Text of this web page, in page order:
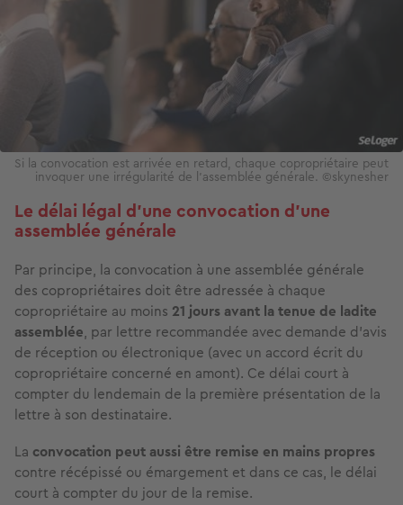
Si la convocation est arrivée en retard, chaque copropriétaire peut
invoquer une irrégularité de l’assemblée générale. ©skynesher
Le délai légal d'une convocation d'une
assemblée générale
Par principe, la convocation à une assemblée générale
des copropriétaires doit être adressée à chaque
copropriétaire au moins 21 jours avant la tenue de ladite
assemblée, par lettre recommandée avec demande d’avis
de réception ou électronique (avec un accord écrit du
copropriétaire concerné en amont). Ce délai court à
compter du lendemain de la première présentation de la
lettre à son destinataire.
La convocation peut aussi être remise en mains propres
contre récépissé ou émargement et dans ce cas, le délai
court à compter du jour de la remise.